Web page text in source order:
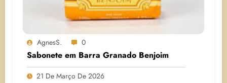
AgnesS. 0
Sabonete em Barra Granado Benjoim
21 De Março De 2026